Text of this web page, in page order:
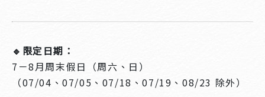
🔹限定日期：
7－8月周末假日（周六、日）
（07/04、07/05、07/18、07/19、08/23 除外）